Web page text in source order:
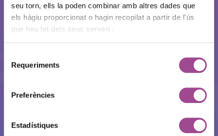
seu torn, ells la poden combinar amb altres dades que
els hàgiu proporcionat o hagin recopilat a partir de l'ús
que heu fet dels seus serveis.
Requeriments
Preferències
Estadístiques